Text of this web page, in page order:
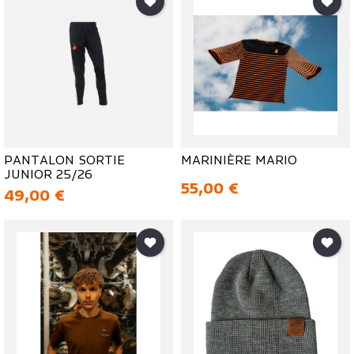
PANTALON SORTIE
JUNIOR 25/26
Prix
49,00 €
MARINIÈRE MARIO
Prix
55,00 €